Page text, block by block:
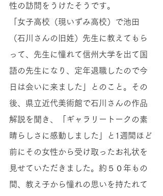
性の訪問をうけたそうです。
「女子高校（現いずみ高校）で池田
（石川さんの旧姓）先生に教えてもら
って、先生に憧れて信州大学を出て国
語の先生になり、定年退職したので今
日は会いに来ました」とのこと。その
後、県立近代美術館で石川さんの作品
解説を聞き、「ギャラリートークの素
晴らしさに感動しました」と1週間ほど
前にその女性から受け取ったお礼状を
見せていただきました。約５０年もの
間、教え子から憧れの思いを持たれて